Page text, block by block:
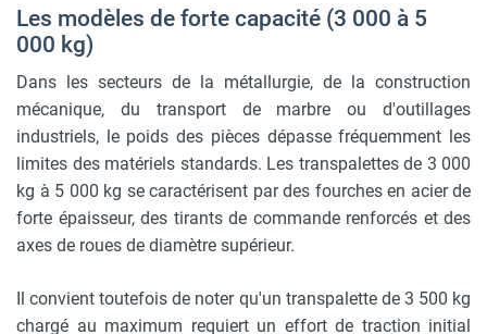
Les modèles de forte capacité (3 000 à 5
000 kg)
Dans les secteurs de la métallurgie, de la construction
mécanique, du transport de marbre ou d'outillages
industriels, le poids des pièces dépasse fréquemment les
limites des matériels standards. Les transpalettes de 3 000
kg à 5 000 kg se caractérisent par des fourches en acier de
forte épaisseur, des tirants de commande renforcés et des
axes de roues de diamètre supérieur.
Il convient toutefois de noter qu'un transpalette de 3 500 kg
chargé au maximum requiert un effort de traction initial